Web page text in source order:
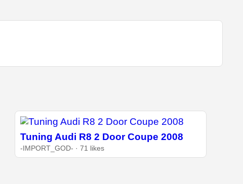
Tuning Audi R8 2 Door Coupe 2008
-IMPORT_GOD- · 71 likes